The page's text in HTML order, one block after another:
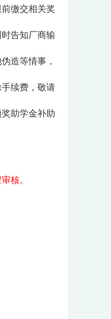
缴交相关奖
告知厂商输
造等情事，
续费，敬请
助学金补助
核。